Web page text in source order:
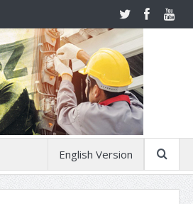
English Version